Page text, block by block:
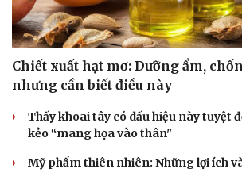
Chiết xuất hạt mơ: Dưỡng ẩm,
nhưng cần biết điều này
Thấy khoai tây có dấu hiệu này tuyệt
kẻo “mang họa vào thân"
Mỹ phẩm thiên nhiên: Những lợi ích